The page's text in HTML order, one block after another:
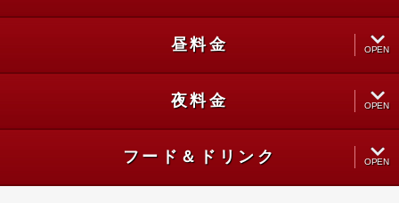
CLOSE
昼料金 OPEN
CLOSE
夜料金 OPEN
CLOSE
フード＆ドリンク OPEN